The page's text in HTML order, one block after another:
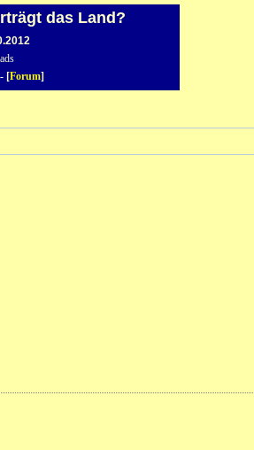
das Land?
[Forum]